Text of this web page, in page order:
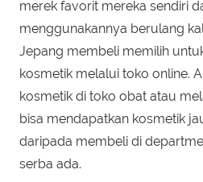
merek favorit mereka sendiri
menggunakannya berulang
Jepang membeli memilih
kosmetik melalui toko online.
kosmetik di toko obat atau
bisa mendapatkan kosmetik
daripada membeli di
serba ada.